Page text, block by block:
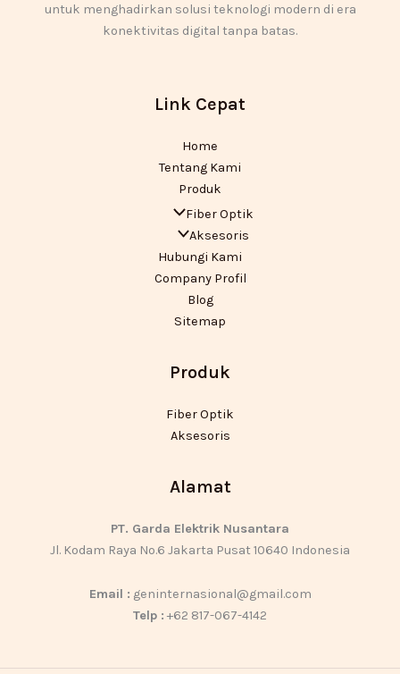
untuk menghadirkan solusi teknologi modern di era
konektivitas digital tanpa batas.
Link Cepat
Home
Tentang Kami
Produk
Fiber Optik
Aksesoris
Hubungi Kami
Company Profil
Blog
Sitemap
Produk
Fiber Optik
Aksesoris
Alamat
PT. Garda Elektrik Nusantara
Jl. Kodam Raya No.6 Jakarta Pusat 10640 Indonesia
Email : geninternasional@gmail.com
Telp : +62 817-067-4142